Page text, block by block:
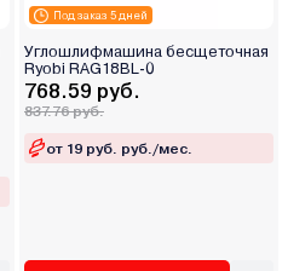
Под заказ 5 дней
Углошлифмашина бесщеточная
Ryobi RAG18BL-0
768.59 руб.
837.76 руб.
от 19 руб. руб./мес.